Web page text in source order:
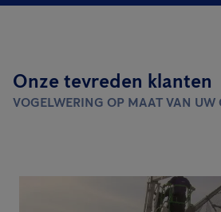
Onze tevreden klanten
VOGELWERING OP MAAT VAN UW